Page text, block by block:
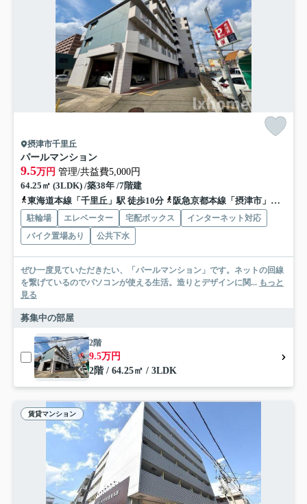
摂津市千里丘
パールマンション
9.5万円 管理/共益費5,000円
64.25㎡ (3LDK) /築38年 /7階建
東海道本線「千里丘」駅 徒歩10分
阪急京都本線「摂津市」駅 徒歩10分
駐輪場 エレベーター 宅配ボックス
インターネット対応
バイク置場あり
公共下水
ぜひ一度見ていただきたい、「パールマンション」です。ネットの回線
を繋げているのでパソコンが使える生活。造りとデザインに関... もっと
見る
募集中の部屋
2階
9.5万円
2階 / 64.25㎡ / 3LDK
賃貸マンション